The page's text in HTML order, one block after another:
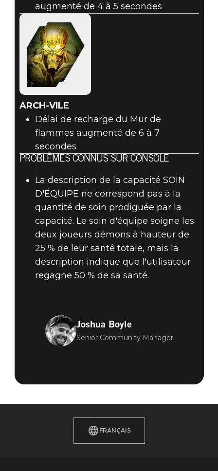
augmenté de 4 à 5 secondes
ARCH-VILE
Délai de recharge du Mur de
flammes augmenté de 6 à 7
secondes
PROBLÈMES CONNUS SUR CONSOLE
La description de la capacité SOIN
D'ÉQUIPE ne correspond pas à la
quantité de soin prodiguée par la
capacité. Le soin d'équipe soigne les
deux joueurs démons à hauteur de
25 % de leur santé totale, mais la
description indique que l'utilisateur
regagne 50 % de sa santé.
Joshua Boyle
Senior Community Manager
FRANÇAIS